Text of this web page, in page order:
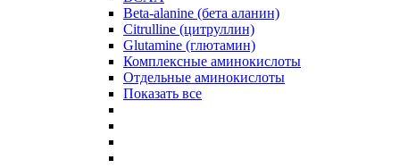
Beta-alanine (бета аланин)
Citrulline (цитруллин)
Glutamine (глютамин)
Комплексные аминокислоты
Отдельные аминокислоты
Показать все